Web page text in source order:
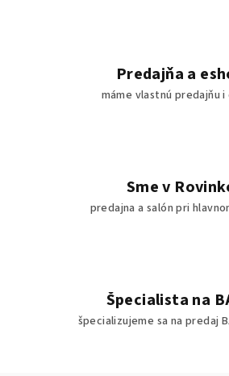
Predajňa a
máme vlastnú predajňu i
Sme v
predajna a salón pri
Špecialista na
špecializujeme sa na predaj